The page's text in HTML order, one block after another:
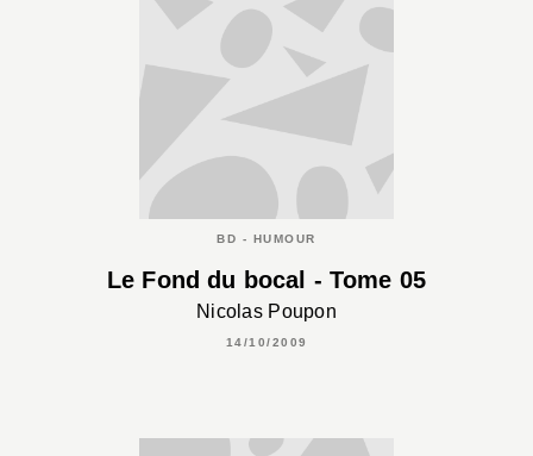
BD - HUMOUR
Le Fond du bocal - Tome 05
Nicolas Poupon
14/10/2009